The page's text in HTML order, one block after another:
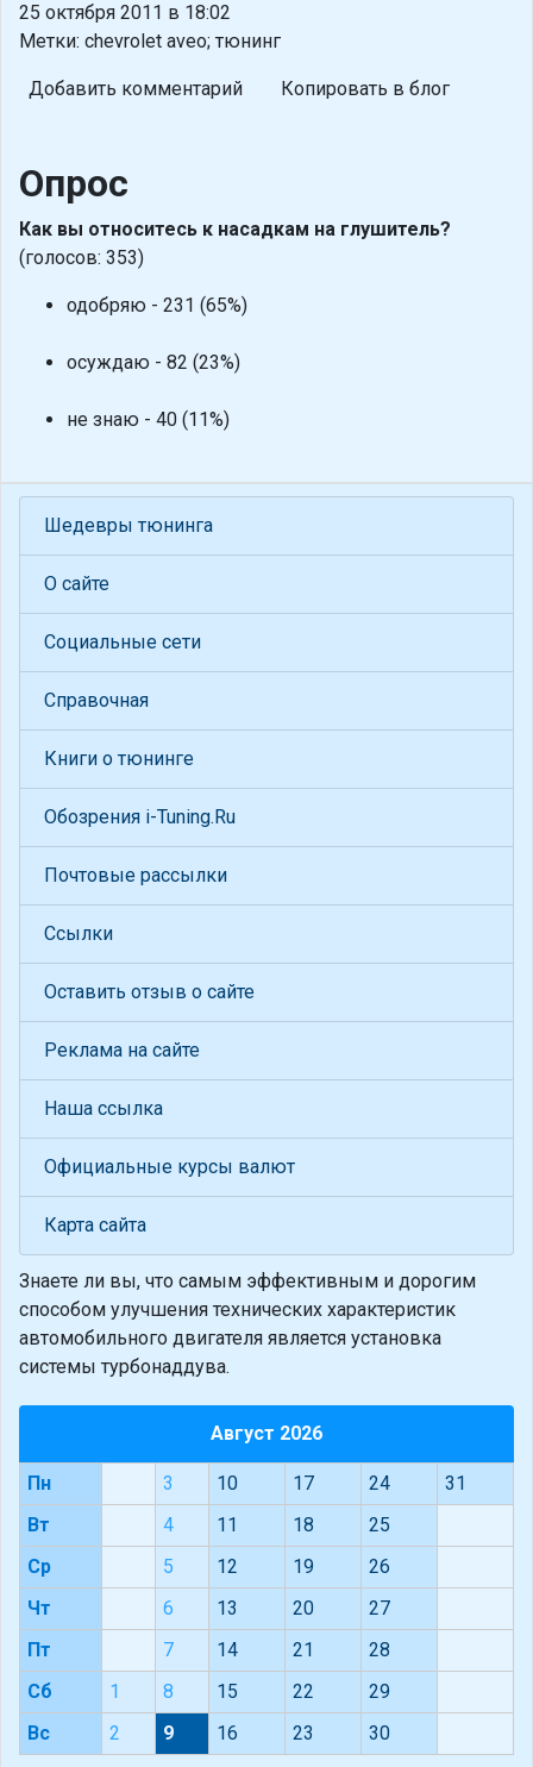
25 октября 2011 в 18:02
Метки: chevrolet aveo; тюнинг
Добавить комментарий Копировать в блог
Опрос
Как вы относитесь к насадкам на глушитель?
(голосов: 353)
одобряю - 231 (65%)
осуждаю - 82 (23%)
не знаю - 40 (11%)
Шедевры тюнинга
О сайте
Социальные сети
Справочная
Книги о тюнинге
Обозрения i-Tuning.Ru
Почтовые рассылки
Ссылки
Оставить отзыв о сайте
Реклама на сайте
Наша ссылка
Официальные курсы валют
Карта сайта
Знаете ли вы, что самым эффективным и дорогим
способом улучшения технических характеристик
автомобильного двигателя является установка
системы турбонаддува.
Август 2026
Пн 3 10 17 24
31
Вт
4 11 18
25
Ср
5 12 19
26
Чт
6 13 20
27
Пт
7 14 21
28
Сб
1 8 15 22
29
Вс
2 9 16 23 30